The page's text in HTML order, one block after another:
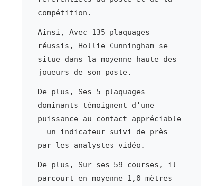
compétition.
Ainsi, Avec 135 plaquages
réussis, Hollie Cunningham se
situe dans la moyenne haute des
joueurs de son poste.
De plus, Ses 5 plaquages
dominants témoignent d'une
puissance au contact appréciable
— un indicateur suivi de près
par les analystes vidéo.
De plus, Sur ses 59 courses, il
parcourt en moyenne 1,0 mètres